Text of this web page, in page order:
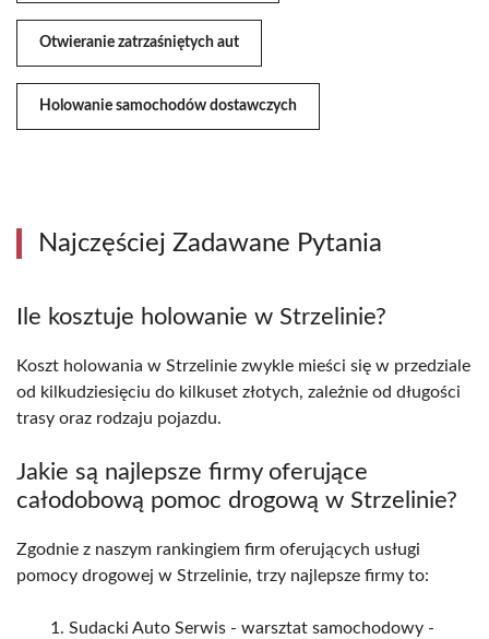
Otwieranie zatrzaśniętych aut
Holowanie samochodów dostawczych
Najczęściej Zadawane Pytania
Ile kosztuje holowanie w Strzelinie?
Koszt holowania w Strzelinie zwykle mieści się w przedziale
od kilkudziesięciu do kilkuset złotych, zależnie od długości
trasy oraz rodzaju pojazdu.
Jakie są najlepsze firmy oferujące
całodobową pomoc drogową w Strzelinie?
Zgodnie z naszym rankingiem firm oferujących usługi
pomocy drogowej w Strzelinie, trzy najlepsze firmy to:
Sudacki Auto Serwis - warsztat samochodowy -